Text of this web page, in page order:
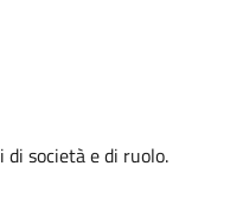
società e di ruolo.